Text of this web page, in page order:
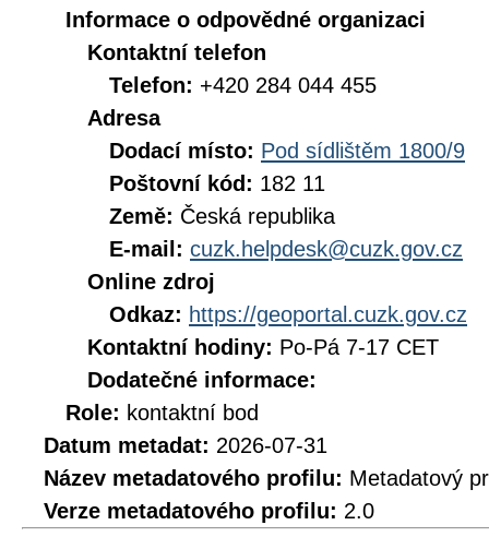
Informace o odpovědné organizaci
Kontaktní telefon
Telefon: +420 284 044 455
Adresa
Dodací místo: Pod sídlištěm 1800/9
Poštovní kód: 182 11
Země: Česká republika
E-mail: cuzk.helpdesk@cuzk.gov.cz
Online zdroj
Odkaz: https://geoportal.cuzk.gov.cz
Kontaktní hodiny: Po-Pá 7-17 CET
Dodatečné informace:
Role: kontaktní bod
Datum metadat: 2026-07-31
Název metadatového profilu: Metadatový
Verze metadatového profilu: 2.0